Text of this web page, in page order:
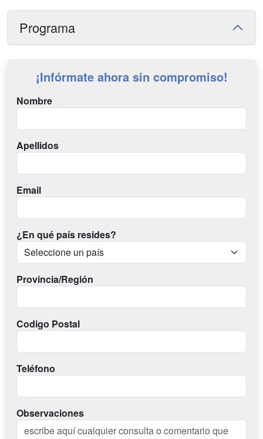
Programa
¡Infórmate ahora sin compromiso!
Nombre
Apellidos
Email
¿En qué país resides?
Provincia/Región
Codigo Postal
Teléfono
Observaciones